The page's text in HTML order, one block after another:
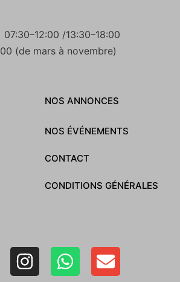
07:30–12:00 /13:30–18:00
(de mars à novembre)
NOS ANNONCES
NOS ÉVÉNEMENTS
CONTACT
CONDITIONS GÉNÉRALES